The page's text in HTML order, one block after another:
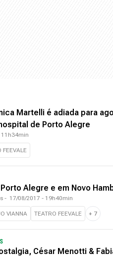
Martelli é adiada para
de Porto Alegre
11h34min
FEEVALE
Alegre e em Novo
- 17/08/2017 - 19h40min
VIANNA TEATRO FEEVALE + 7
César Menotti &